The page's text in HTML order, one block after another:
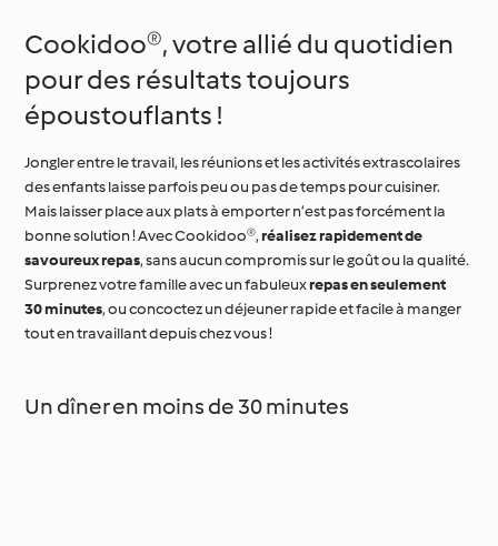
Cookidoo®, votre allié du quotidien
pour des résultats toujours
époustouflants !
Jongler entre le travail, les réunions et les activités extrascolaires
des enfants laisse parfois peu ou pas de temps pour cuisiner.
Mais laisser place aux plats à emporter n’est pas forcément la
bonne solution ! Avec Cookidoo®,réalisez rapidement de
savoureux repas, sans aucun compromis sur le goût ou la qualité.
Surprenez votre famille avec un fabuleuxrepas en seulement
30 minutes, ou concoctez un déjeuner rapide et facile à manger
tout en travaillant depuis chez vous !
Un dîner en moins de 30 minutes